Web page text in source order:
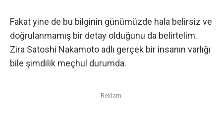
Fakat yine de bu bilginin günümüzde hala belirsiz ve
doğrulanmamış bir detay olduğunu da belirtelim.
Zira Satoshi Nakamoto adlı gerçek bir insanın varlığı
bile şimdilik meçhul durumda.
Reklam